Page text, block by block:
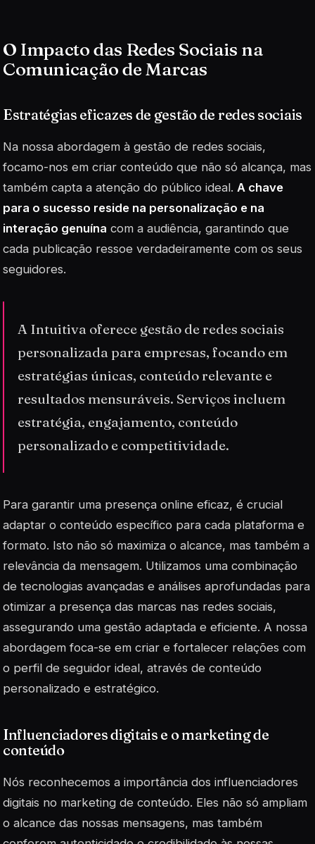
O Impacto das Redes Sociais na
Comunicação de Marcas
Estratégias eficazes de gestão de redes sociais
Na nossa abordagem à gestão de redes sociais,
focamo-nos em criar conteúdo que não só alcança, mas
também capta a atenção do público ideal. A chave
para o sucesso reside na personalização e na
interação genuína com a audiência, garantindo que
cada publicação ressoe verdadeiramente com os seus
seguidores.
A Intuitiva oferece gestão de redes sociais
personalizada para empresas, focando em
estratégias únicas, conteúdo relevante e
resultados mensuráveis. Serviços incluem
estratégia, engajamento, conteúdo
personalizado e competitividade.
Para garantir uma presença online eficaz, é crucial
adaptar o conteúdo específico para cada plataforma e
formato. Isto não só maximiza o alcance, mas também a
relevância da mensagem. Utilizamos uma combinação
de tecnologias avançadas e análises aprofundadas para
otimizar a presença das marcas nas redes sociais,
assegurando uma gestão adaptada e eficiente. A nossa
abordagem foca-se em criar e fortalecer relações com
o perfil de seguidor ideal, através de conteúdo
personalizado e estratégico.
Influenciadores digitais e o marketing de
conteúdo
Nós reconhecemos a importância dos influenciadores
digitais no marketing de conteúdo. Eles não só ampliam
o alcance das nossas mensagens, mas também